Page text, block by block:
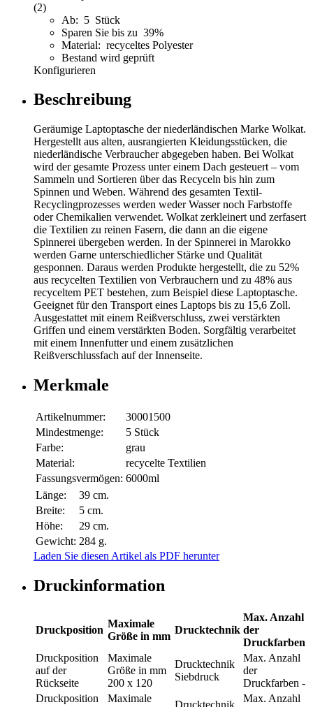
(2)
Ab: 5 Stück
Sparen Sie bis zu 39%
Material: recyceltes Polyester
Bestand wird geprüft
Konfigurieren
Beschreibung
Geräumige Laptoptasche der niederländischen Marke Wolkat.
Hergestellt aus alten, ausrangierten Kleidungsstücken, die
niederländische Verbraucher abgegeben haben. Bei Wolkat
wird der gesamte Prozess unter einem Dach gesteuert – vom
Sammeln und Sortieren über das Recyceln bis hin zum
Spinnen und Weben. Während des gesamten Textil-
Recyclingprozesses werden weder Wasser noch Farbstoffe
oder Chemikalien verwendet. Wolkat zerkleinert und zerfasert
die Textilien zu reinen Fasern, die dann an die eigene
Spinnerei übergeben werden. In der Spinnerei in Marokko
werden Garne unterschiedlicher Stärke und Qualität
gesponnen. Daraus werden Produkte hergestellt, die zu 52%
aus recycelten Textilien von Verbrauchern und zu 48% aus
recyceltem PET bestehen, zum Beispiel diese Laptoptasche.
Geeignet für den Transport eines Laptops bis zu 15,6 Zoll.
Ausgestattet mit einem Reißverschluss, zwei verstärkten
Griffen und einem verstärkten Boden. Sorgfältig verarbeitet
mit einem Innenfutter und einem zusätzlichen
Reißverschlussfach auf der Innenseite.
Merkmale
Artikelnummer:
30001500
Mindestmenge:
5 Stück
Farbe:
grau
Material:
recycelte Textilien
Fassungsvermögen: 6000ml
Länge:
39 cm.
Breite:
5 cm.
Höhe:
29 cm.
Gewicht: 284 g.
Laden Sie diesen Artikel als PDF herunter
Druckinformation
Druckposition
Maximale
Größe in mm
Drucktechnik
Max. Anzahl
der
Druckfarben
Druckposition
auf der
Rückseite
Maximale
Größe in mm
200 x 120
Drucktechnik
Siebdruck
Max. Anzahl
der
Druckfarben -
Druckposition
Maximale
Drucktechnik
Max. Anzahl